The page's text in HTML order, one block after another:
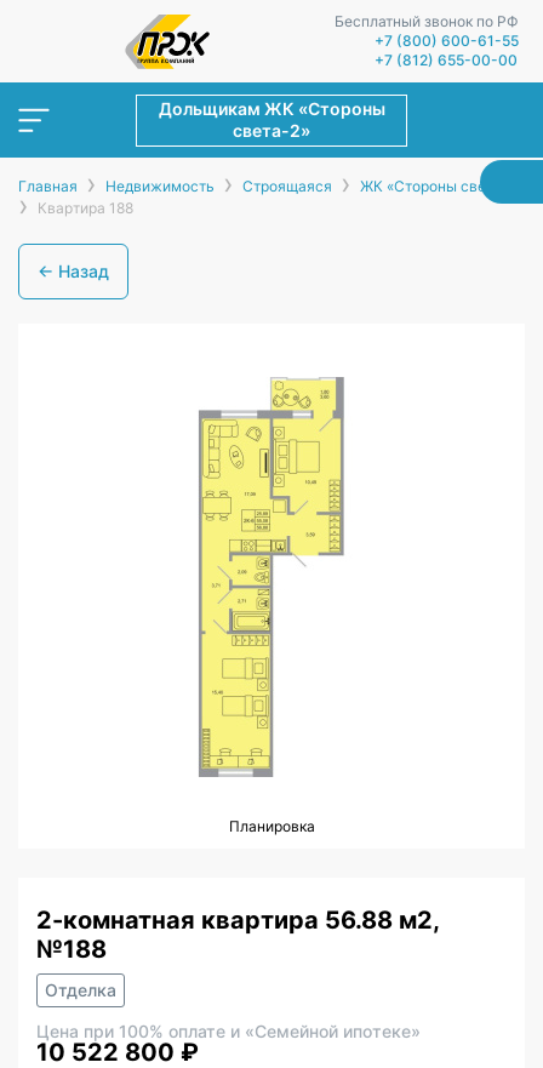
Бесплатный звонок по РФ
+7 (800) 600-61-55
+7 (812) 655-00-00
Дольщикам ЖК «Стороны
света-2»
Главная › Недвижимость › Строящаяся › ЖК «Стороны света-2»
› Квартира 188
← Назад
Планировка
2-комнатная квартира 56.88 м2,
№188
Отделка
Цена при 100% оплате и «Семейной ипотеке»
10 522 800 ₽